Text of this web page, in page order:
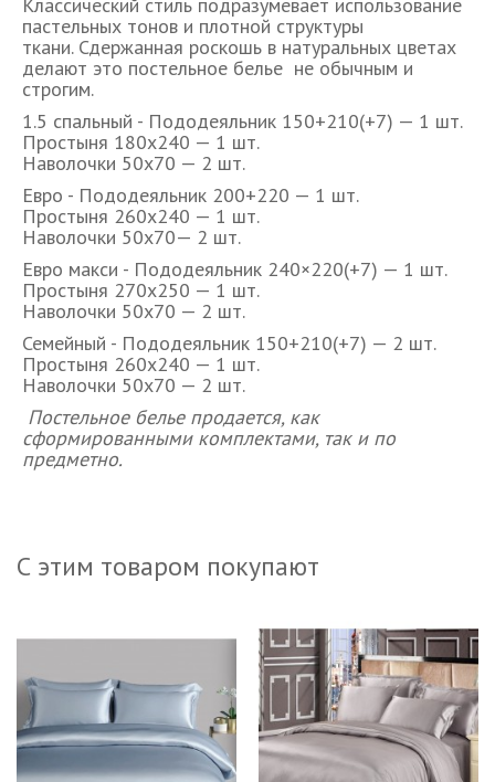
Классический стиль подразумевает использование
пастельных тонов и плотной структуры
ткани. Сдержанная роскошь в натуральных цветах
делают это постельное белье не обычным и
строгим.
1.5 спальный - Пододеяльник 150+210(+7) — 1 шт.
Простыня 180х240 — 1 шт.
Наволочки 50х70 — 2 шт.
Евро - Пододеяльник 200+220 — 1 шт.
Простыня 260х240 — 1 шт.
Наволочки 50х70— 2 шт.
Евро макси - Пододеяльник 240×220(+7) — 1 шт.
Простыня 270х250 — 1 шт.
Наволочки 50х70 — 2 шт.
Семейный - Пододеяльник 150+210(+7) — 2 шт.
Простыня 260х240 — 1 шт.
Наволочки 50х70 — 2 шт.
Постельное белье продается, как
сформированными комплектами, так и по
предметно.
С этим товаром покупают